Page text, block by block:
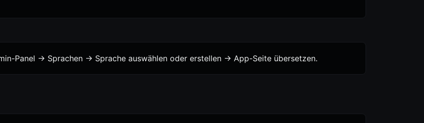
Panel -> Sprachen -> Sprache auswählen oder erstellen -> App-Seite übersetzen.